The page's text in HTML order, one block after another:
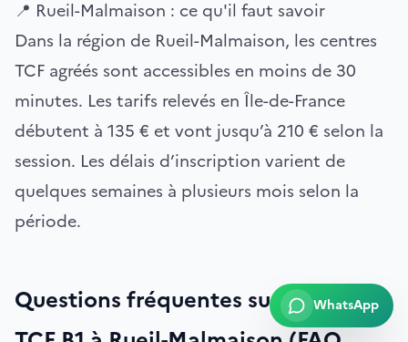
📍 Rueil-Malmaison : ce qu'il faut savoir
Dans la région de Rueil-Malmaison, les centres
TCF agréés sont accessibles en moins de 30
minutes. Les tarifs relevés en Île-de-France
débutent à 135 € et vont jusqu’à 210 € selon la
session. Les délais d’inscription varient de
quelques semaines à plusieurs mois selon la
période.
Questions fréquentes sur l’examen
WhatsApp